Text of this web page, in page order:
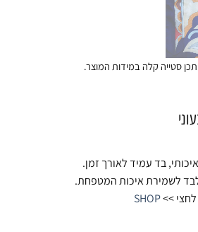
סטייה קלה במידות המוצר.
בד עמיד לאורך זמן.
לשמירת איכות המטפחת.
>>
SHOP